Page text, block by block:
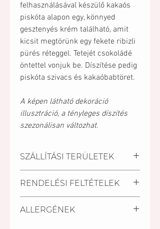
felhasználásával készülő kakaós
piskóta alapon egy, könnyed
gesztenyés krém található, amit
kicsit megtörünk egy fekete ribizli
pürés réteggel. Tetejét csokoládé
öntettel vonjuk be. Díszítése pedig
piskóta szivacs és kakaóbabtöret.
A képen látható dekoráció
illusztráció, a tényleges díszítés
szezonálisan változhat.
SZÁLLÍTÁSI TERÜLETEK
Pécs, Kozármisleny, Keszü,
Pellérd, Nagykozár.
Személyes átvétel:
RENDELÉSI FELTÉTELEK
megrendelés beérkezésétől
ALLERGÉNEK